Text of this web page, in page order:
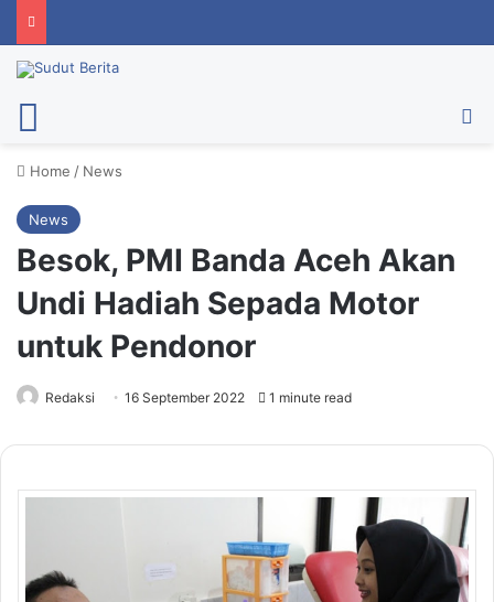
Home / News
News
Besok, PMI Banda Aceh Akan
Undi Hadiah Sepada Motor
untuk Pendonor
Redaksi 16 September 2022 1 minute read